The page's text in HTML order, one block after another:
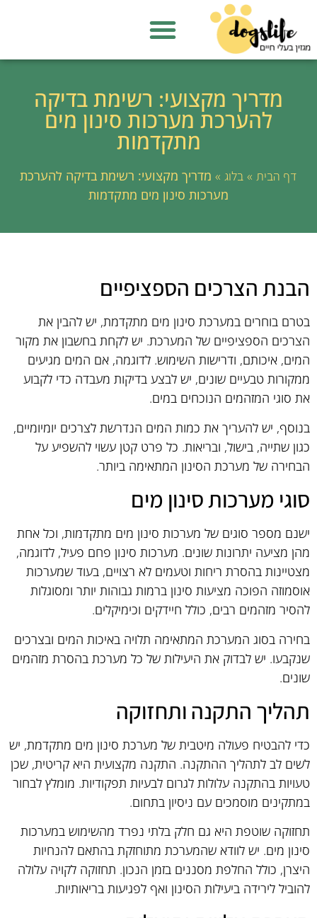
מדריך מקצועי: רשימת בדיקה
להערכת מערכות סינון מים
מתקדמות
דף הבית » בלוג » מדריך מקצועי: רשימת בדיקה להערכת
מערכות סינון מים מתקדמות
הבנת הצרכים הספציפיים
בטרם בוחרים במערכת סינון מים מתקדמת, יש להבין את
הצרכים הספציפיים של המערכת. יש לקחת בחשבון את מקור
המים, איכותם, ודרישות השימוש. לדוגמה, אם המים מגיעים
ממקורות טבעיים שונים, יש לבצע בדיקות מעבדה כדי לקבוע
את סוגי המזהמים הנוכחים במים.
בנוסף, יש להעריך את כמות המים הנדרשת לצרכים יומיומיים,
כגון שתייה, בישול, ובריאות. כל פרט קטן עשוי להשפיע על
הבחירה של מערכת הסינון המתאימה ביותר.
סוגי מערכות סינון מים
ישנם מספר סוגים של מערכות סינון מים מתקדמות, וכל אחת
מהן מציעה יתרונות שונים. מערכות סינון פחם פעיל, לדוגמה,
מצטיינות בהסרת ריחות וטעמים לא רצויים, בעוד שמערכות
אוסמוזה הפוכה מציעות סינון ברמות גבוהות יותר ומסוגלות
להסיר מזהמים רבים, כולל חיידקים וכימיקלים.
בחירה בסוג המערכת המתאימה תלויה באיכות המים ובצרכים
שנקבעו. יש לבדוק את היעילות של כל מערכת בהסרת מזהמים
שונים.
תהליך התקנה ותחזוקה
כדי להבטיח פעולה מיטבית של מערכת סינון מים מתקדמת, יש
לשים לב לתהליך ההתקנה. התקנה מקצועית היא קריטית, שכן
טעויות בהתקנה עלולות לגרום לבעיות תפקודיות. מומלץ לבחור
במתקינים מוסמכים עם ניסיון בתחום.
תחזוקה שוטפת היא גם חלק בלתי נפרד מהשימוש במערכות
סינון מים. יש לוודא שהמערכת מתוחזקת בהתאם להנחיות
היצרן, כולל החלפת מסננים בזמן הנכון. תחזוקה לקויה עלולה
להוביל לירידה ביעילות הסינון ואף לפגיעות בריאותיות.